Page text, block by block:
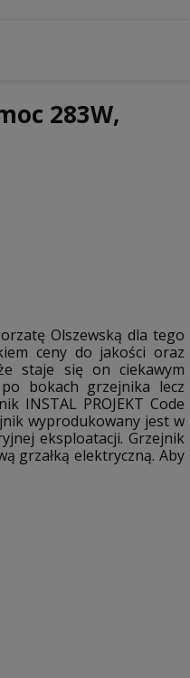
283W,
Olszewską dla tego
ceny do jakości oraz
staje się on ciekawym
bokach grzejnika lecz
INSTAL PROJEKT Code
wyprodukowany jest w
eksploatacji. Grzejnik
grzałką elektryczną. Aby